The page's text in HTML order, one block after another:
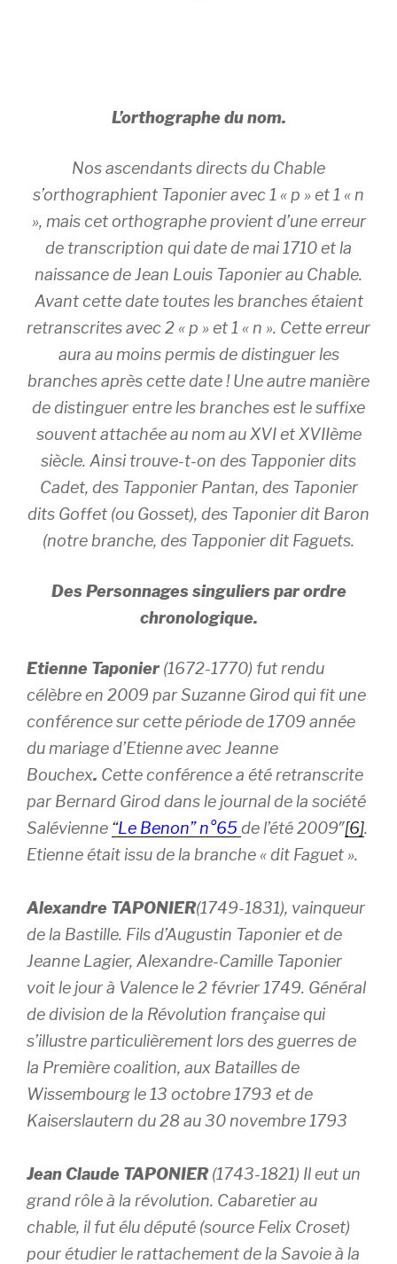
L’orthographe du nom.
Nos ascendants directs du Chable
s’orthographient Taponier avec 1 « p » et 1 « n
», mais cet orthographe provient d’une erreur
de transcription qui date de mai 1710 et la
naissance de Jean Louis Taponier au Chable.
Avant cette date toutes les branches étaient
retranscrites avec 2 « p » et 1 « n ». Cette erreur
aura au moins permis de distinguer les
branches après cette date ! Une autre manière
de distinguer entre les branches est le suffixe
souvent attachée au nom au XVI et XVIIème
siècle. Ainsi trouve-t-on des Tapponier dits
Cadet, des Tapponier Pantan, des Taponier
dits Goffet (ou Gosset), des Taponier dit Baron
(notre branche, des Tapponier dit Faguets.
Des Personnages singuliers par ordre
chronologique.
Etienne Taponier (1672-1770) fut rendu
célèbre en 2009 par Suzanne Girod qui fit une
conférence sur cette période de 1709 année
du mariage d’Etienne avec Jeanne
Bouchex. Cette conférence a été retranscrite
par Bernard Girod dans le journal de la société
Salévienne “Le Benon” n°65de l’été 2009″[6].
Etienne était issu de la branche « dit Faguet ».
Alexandre TAPONIER(1749-1831), vainqueur
de la Bastille. Fils d’Augustin Taponier et de
Jeanne Lagier, Alexandre-Camille Taponier
voit le jour à Valence le 2 février 1749. Général
de division de la Révolution française qui
s’illustre particulièrement lors des guerres de
la Première coalition, aux Batailles de
Wissembourg le 13 octobre 1793 et de
Kaiserslautern du 28 au 30 novembre 1793
Jean Claude TAPONIER(1743-1821) Il eut un
grand rôle à la révolution. Cabaretier au
chable, il fut élu député (source Felix Croset)
pour étudier le rattachement de la Savoie à la